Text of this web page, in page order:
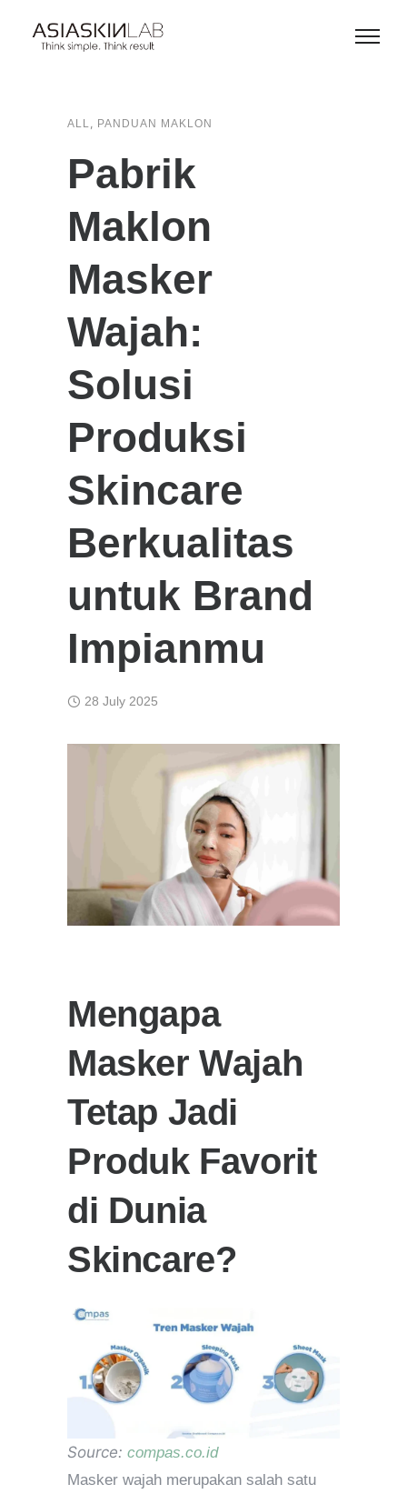
ALL, PANDUAN MAKLON
Pabrik
Maklon
Masker
Wajah:
Solusi
Produksi
Skincare
Berkualitas
untuk Brand
Impianmu
28 July 2025
Mengapa
Masker Wajah
Tetap Jadi
Produk Favorit
di Dunia
Skincare?
Source: compas.co.id
Masker wajah merupakan salah satu